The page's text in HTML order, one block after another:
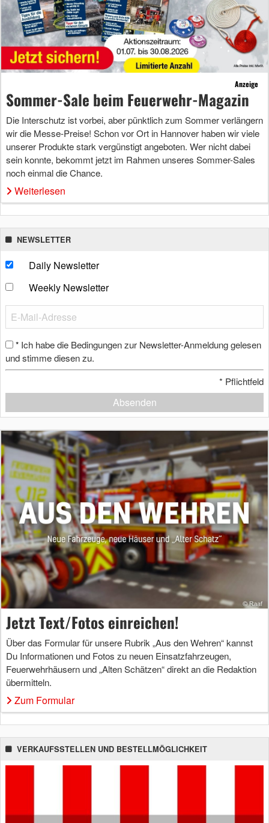
Anzeige
Sommer-Sale beim Feuerwehr-Magazin
Die Interschutz ist vorbei, aber pünktlich zum Sommer verlängern
wir die Messe-Preise! Schon vor Ort in Hannover haben wir viele
unserer Produkte stark vergünstigt angeboten. Wer nicht dabei
sein konnte, bekommt jetzt im Rahmen unseres Sommer-Sales
noch einmal die Chance.
Weiterlesen
NEWSLETTER
Daily Newsletter
Weekly Newsletter
* Ich habe die Bedingungen zur Newsletter-Anmeldung gelesen
und stimme diesen zu.
* Pflichtfeld
Absenden
Jetzt Text/Fotos einreichen!
Über das Formular für unsere Rubrik „Aus den Wehren“ kannst
Du Informationen und Fotos zu neuen Einsatzfahrzeugen,
Feuerwehrhäusern und „Alten Schätzen“ direkt an die Redaktion
übermitteln.
Zum Formular
VERKAUFSSTELLEN UND BESTELLMÖGLICHKEIT